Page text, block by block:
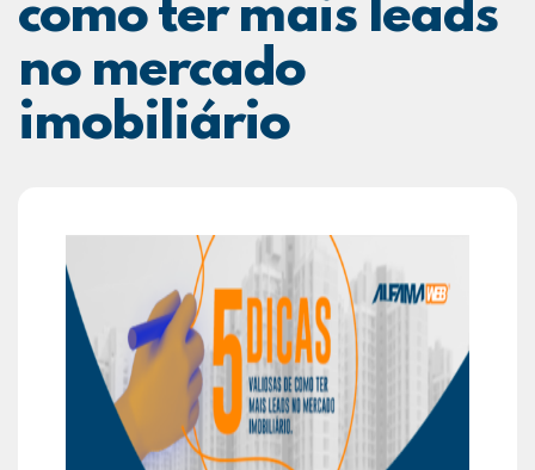
como ter mais leads
no mercado
imobiliário